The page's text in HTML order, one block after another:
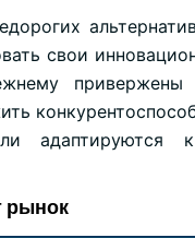
свои
привержены
рынок